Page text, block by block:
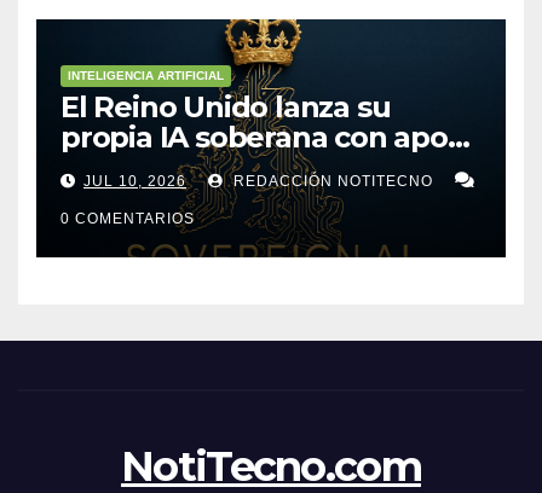
INTELIGENCIA ARTIFICIAL
El Reino Unido lanza su
propia IA soberana con apoyo
de bancos líderes
JUL 10, 2026 REDACCIÓN NOTITECNO
0 COMENTARIOS
NotiTecno.com